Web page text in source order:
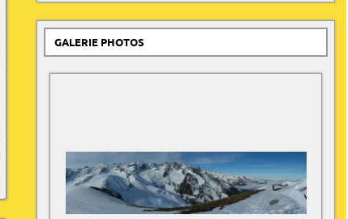
GALERIE PHOTOS